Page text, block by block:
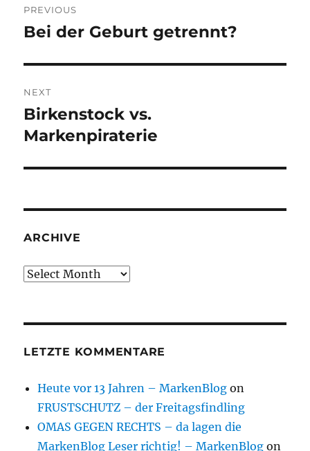
navigation
PREVIOUS
Previous
Bei der Geburt getrennt?
NEXT
Next
post:
Birkenstock vs.
Markenpiraterie
ARCHIVE
Archive
LETZTE KOMMENTARE
Heute vor 13 Jahren – MarkenBlog on
FRUSTSCHUTZ – der Freitagsfindling
OMAS GEGEN RECHTS – da lagen die
MarkenBlog Leser richtig! – MarkenBlog on